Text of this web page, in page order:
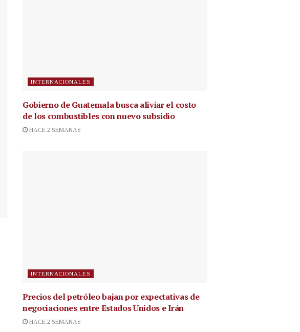
INTERNACIONALES
Gobierno de Guatemala busca aliviar el costo
de los combustibles con nuevo subsidio
HACE 2 SEMANAS
INTERNACIONALES
Precios del petróleo bajan por expectativas de
negociaciones entre Estados Unidos e Irán
HACE 2 SEMANAS